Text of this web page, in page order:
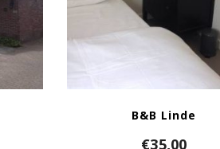
B&B Linde
€35,00